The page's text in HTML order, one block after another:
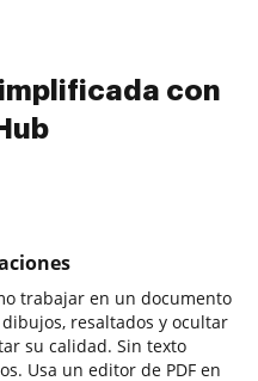
con
trabajar en un documento
resaltados y ocultar
su calidad. Sin texto
Usa un editor de PDF en